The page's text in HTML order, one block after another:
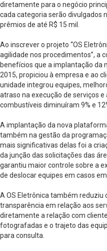
diretamente para o negócio
cada categoria serão divulgados
prêmios de até R$ 15 mil.
Ao inscrever o projeto “OS
agilidade nos procedimentos”, a
benefícios que a implantação da
2015, propiciou à empresa e ao
unidade integrou equipes,
atraso na execução de serviços
combustíveis diminuíram 9% e
A implantação da nova
também na gestão da
mais significativas delas foi a
da junção das solicitações das
garantiu maior controle sobre a
de deslocar equipes em casos
A OS Eletrônica também reduziu
transparência em relação aos
diretamente a relação com
fotografadas e o trajeto das
para consulta.